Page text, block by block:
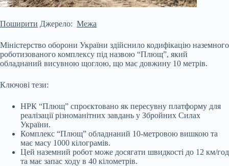
Поширити Джерело: Межа
Міністерство оборони України здійснило кодифікацію наземного
роботизованого комплексу під назвою “Плющ”, який
обладнаний висувною щоглою, що має довжину 10 метрів.
Ключові тези:
НРК “Плющ” спроєктовано як пересувну платформу для
реалізації різноманітних завдань у Збройних Силах
України.
Комплекс “Плющ” обладнаний 10-метровою вишкою та
має масу 1000 кілограмів.
Цей наземний робот може досягати швидкості до 12 км/год
та має запас ходу в 40 кілометрів.